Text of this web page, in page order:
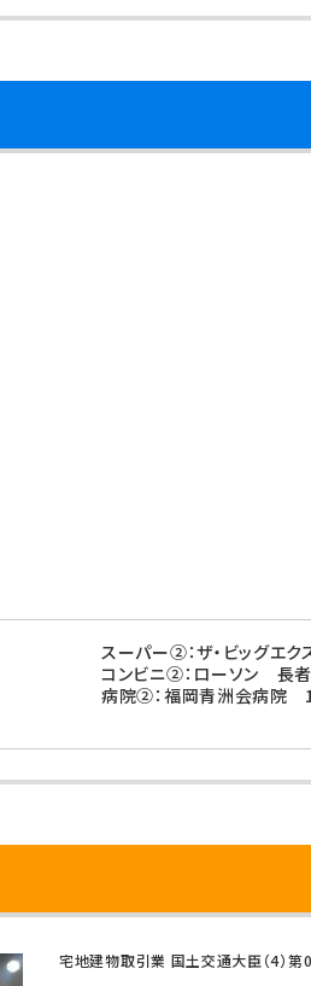
スーパー②：ザ・ビッグ
コンビニ②：ローソン 長
病院②：福岡青洲会病院
宅地建物取引業 国土交通大臣（4）